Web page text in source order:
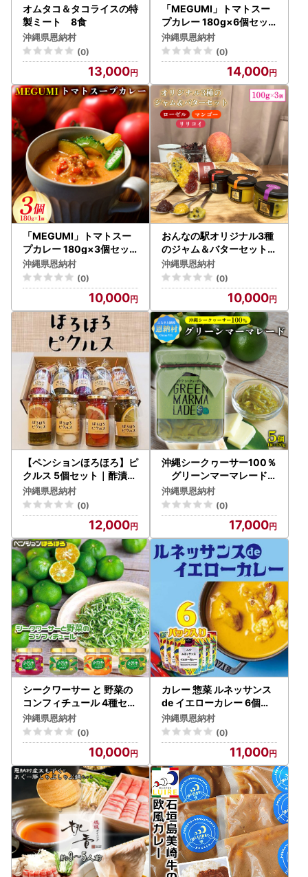
オムタコ＆タコライスの特
製ミート 8食
沖縄県恩納村
(0)
13,000
「MEGUMI」トマトスー
プカレー 180g×6個セッ
ト
沖縄県恩納村
(0)
14,000
「MEGUMI」トマトスー
プカレー 180g×3個セッ
ト
沖縄県恩納村
(0)
10,000
おんなの駅オリジナル3種
のジャム＆バターセット（
100g×3個）
沖縄県恩納村
(0)
10,000
【ペンションほろほろ】ピ
クルス 5個セット｜酢漬け
手作り 自家製 食品 加工食
品 沖縄県 恩納村人気 おす
すめ 送料無料
沖縄県恩納村
(0)
12,000
沖縄シークヮーサー100％
グリーンマーマレード（
1個130g）５個セット
沖縄県恩納村
(0)
17,000
シークワーサー と 野菜の
コンフィチュール 4種セッ
ト｜野菜 ジャム 食品 加工
食品 沖縄県 恩納村人気 お
すすめ 送料無料
沖縄県恩納村
(0)
10,000
カレー 惣菜 ルネッサンス
de イエローカレー 6個（
3パック × 2 ） セット｜ル
ネッサンス リゾート オキ
ナワ
沖縄県恩納村
(0)
11,000